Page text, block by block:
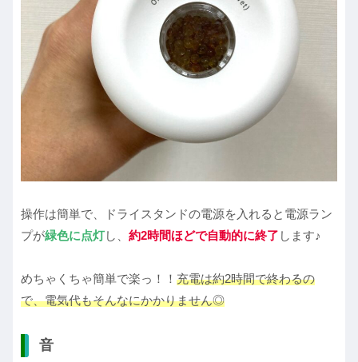
操作は簡単で、ドライスタンドの電源を入れると電源ラン
プが緑色に点灯し、 約2時間ほどで自動的に終了 します♪
めちゃくちゃ簡単で楽っ！！ 充電は約2時間で終わるの
で、電気代もそんなにかかりません◎
音